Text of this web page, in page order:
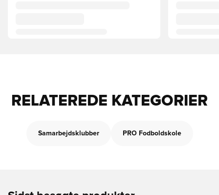
RELATEREDE KATEGORIER
Samarbejdsklubber PRO Fodboldskole